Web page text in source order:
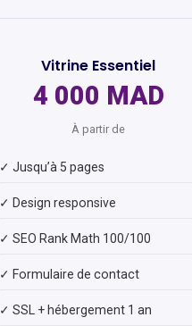
Vitrine Essentiel
4 000 MAD
À partir de
✓ Jusqu’à 5 pages
✓ Design responsive
✓ SEO Rank Math 100/100
✓ Formulaire de contact
✓ SSL + hébergement 1 an